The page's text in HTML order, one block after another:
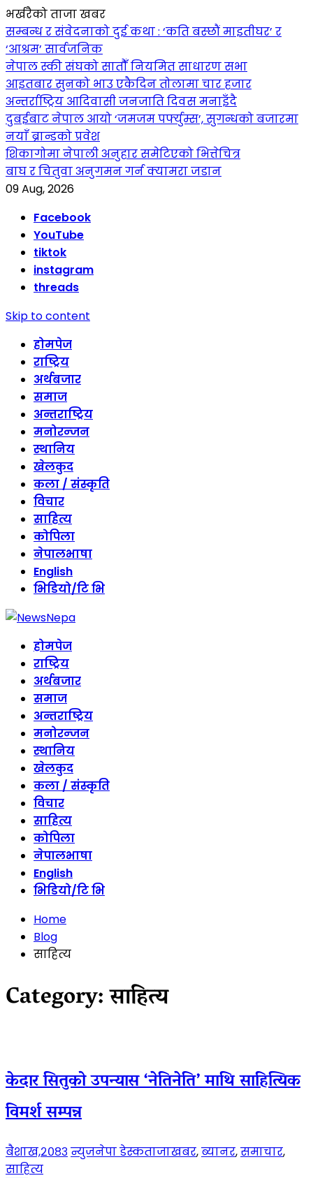
भर्खरैको ताजा खबर
सम्बन्ध र संवेदनाको दुई कथा : ‘कति बस्छौं माइतीघर’ र
‘आश्रम’ सार्वजनिक
नेपाल स्की संघको सातौँ नियमित साधारण सभा
आइतबार सुनको भाउ एकैदिन तोलामा चार हजार
अन्तर्राष्ट्रिय आदिवासी जनजाति दिवस मनाइँदै
दुबईबाट नेपाल आयो ‘जमजम पर्फ्युम्स’, सुगन्धको बजारमा
नयाँ ब्रान्डको प्रवेश
शिकागोमा नेपाली अनुहार समेटिएको भित्तेचित्र
बाघ र चितुवा अनुगमन गर्न क्यामरा जडान
09 Aug, 2026
Facebook
YouTube
tiktok
instagram
threads
Skip to content
होमपेज
राष्ट्रिय
अर्थबजार
समाज
अन्तराष्ट्रिय
मनोरन्जन
स्थानिय
खेलकुद
कला / संस्कृति
विचार
साहित्य
कोपिला
नेपालभाषा
English
भिडियो/टि भि
होमपेज
राष्ट्रिय
अर्थबजार
समाज
अन्तराष्ट्रिय
मनोरन्जन
स्थानिय
खेलकुद
कला / संस्कृति
विचार
साहित्य
कोपिला
नेपालभाषा
English
भिडियो/टि भि
Home
Blog
साहित्य
Category:साहित्य
केदार सितुको उपन्यास ‘नेतिनेति’ माथि साहित्यिक
विमर्श सम्पन्न
बैशाख,२०८३ न्युजनेपा डेस्कताजाखबर,ब्यानर,समाचार,
साहित्य